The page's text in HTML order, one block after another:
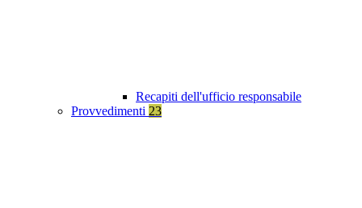
Recapiti dell'ufficio responsabile
Provvedimenti 23